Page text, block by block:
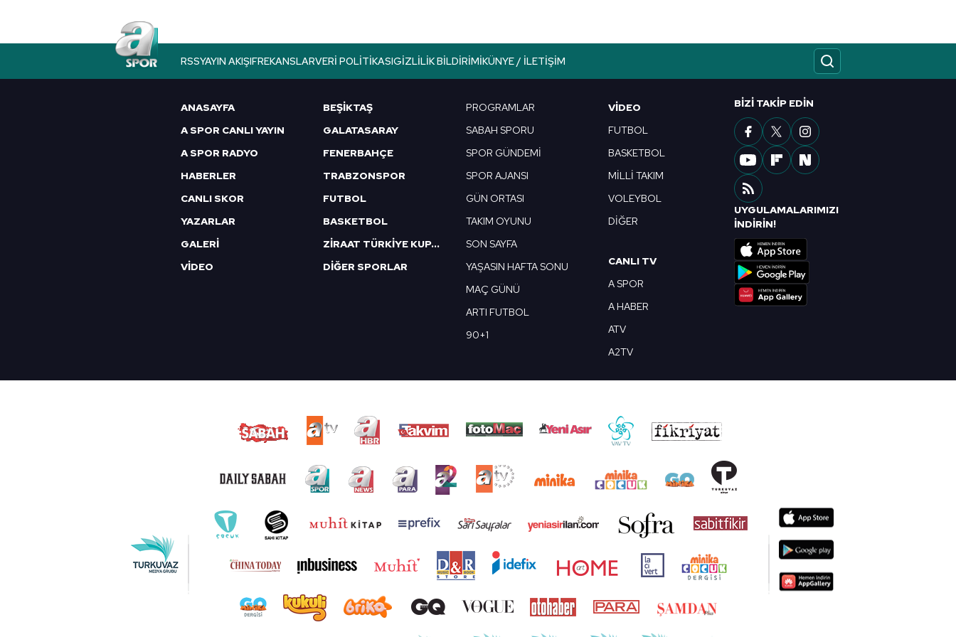
mevzuata uygun olarak kullanılan çerezlerle ilgili bilgi almak için lütfentıklayınız
RSSYAYIN AKIŞIFREKANSLARVERI POLITIKASIGIZLILIK BILDIRIMIKÜNYE / İLETIŞIM
ANASAYFA
A SPOR CANLI YAYIN
A SPOR RADYO
HABERLER
CANLI SKOR
YAZARLAR
GALERİ
VİDEO
BEŞİKTAŞ
GALATASARAY
FENERBAHÇE
TRABZONSPOR
FUTBOL
BASKETBOL
ZİRAAT TÜRKİYE KUPASI
DİĞER SPORLAR
PROGRAMLAR
SABAH SPORU
SPOR GÜNDEMİ
SPOR AJANSI
GÜN ORTASI
TAKIM OYUNU
SON SAYFA
YAŞASIN HAFTA SONU
MAÇ GÜNÜ
ARTI FUTBOL
90+1
VIDEO
FUTBOL
BASKETBOL
MİLLİ TAKIM
VOLEYBOL
DİĞER
CANLI TV
A SPOR
A HABER
ATV
A2TV
BIZI TAKIP EDIN
UYGULAMALARIMIZI
İNDİRİN!